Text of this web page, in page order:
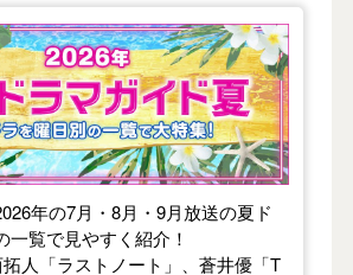
TVドラマガイド
年の7月・8月・9月放送の夏ド
一覧で見やすく紹介！
人「ラストノート」、蒼井優「T